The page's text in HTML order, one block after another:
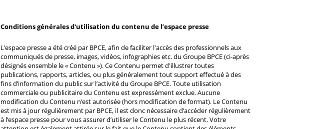
Conditions générales d'utilisation du contenu de l’espace presse
L’espace presse a été créé par BPCE, afin de faciliter l'accès des professionnels aux
communiqués de presse, images, vidéos, infographies etc. du Groupe BPCE (ci-après
désignés ensemble le « Contenu »). Ce Contenu permet d'illustrer toutes
publications, rapports, articles, ou plus généralement tout support effectué à des
fins d’information du public sur l’activité du Groupe BPCE. Toute utilisation
commerciale ou publicitaire du Contenu est expressément exclue. Aucune
modification du Contenu n’est autorisée (hors modification de format). Le Contenu
est mis à jour régulièrement par BPCE, il est donc nécessaire d’accéder régulièrement
à l’espace presse pour vous assurer d’utiliser le Contenu le plus récent. Votre